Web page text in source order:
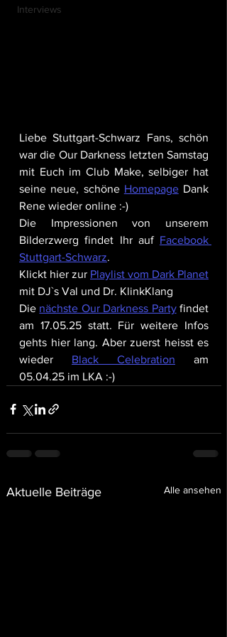
Interviews
Liebe Stuttgart-Schwarz Fans, schön
war die Our Darkness letzten Samstag
mit Euch im Club Make, selbiger hat
seine neue, schöne Homepage Dank
Rene wieder online :-)
Die Impressionen von unserem
Bilderzwerg findet Ihr auf Facebook
Stuttgart-Schwarz.
Klickt hier zur Playlist vom Dark Planet
mit DJ`s Val und Dr. KlinkKlang
Die nächste Our Darkness Party findet
am 17.05.25 statt. Für weitere Infos
gehts hier lang. Aber zuerst heisst es
wieder Black Celebration am
05.04.25 im LKA :-)
Aktuelle Beiträge Alle ansehen